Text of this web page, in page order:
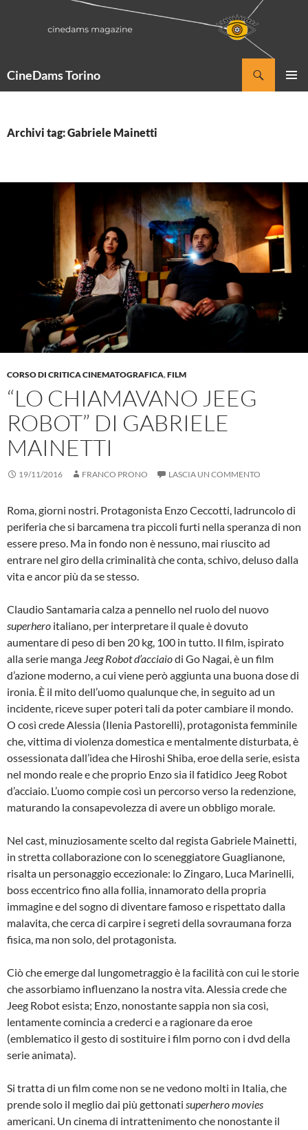
CineDams Torino
Archivi tag: Gabriele Mainetti
CORSO DI CRITICA CINEMATOGRAFICA,FILM
“LO CHIAMAVANO JEEG
ROBOT” DI GABRIELE
MAINETTI
19/11/2016 FRANCO PRONO LASCIA UN COMMENTO
Roma, giorni nostri. Protagonista Enzo Ceccotti, ladruncolo di
periferia che si barcamena tra piccoli furti nella speranza di non
essere preso. Ma in fondo non è nessuno, mai riuscito ad
entrare nel giro della criminalità che conta, schivo, deluso dalla
vita e ancor più da se stesso.
Claudio Santamaria calza a pennello nel ruolo del nuovo
superhero italiano, per interpretare il quale è dovuto
aumentare di peso di ben 20 kg, 100 in tutto. Il film, ispirato
alla serie manga JeegRobot d’acciaiodi Go Nagai, è un film
d’azione moderno, a cui viene però aggiunta una buona dose di
ironia. È il mito dell’uomo qualunque che, in seguito ad un
incidente, riceve super poteri tali da poter cambiare il mondo.
O così crede Alessia (Ilenia Pastorelli), protagonista femminile
che, vittima di violenza domestica e mentalmente disturbata, è
ossessionata dall’idea che Hiroshi Shiba, eroe della serie, esista
nel mondo reale e che proprio Enzo sia il fatidico Jeeg Robot
d’acciaio. L’uomo compie così un percorso verso la redenzione,
maturando la consapevolezza di avere un obbligo morale.
Nel cast, minuziosamente scelto dal regista Gabriele Mainetti,
in stretta collaborazione con lo sceneggiatore Guaglianone,
risalta un personaggio eccezionale: lo Zingaro, Luca Marinelli,
boss eccentrico fino alla follia, innamorato della propria
immagine e del sogno di diventare famoso e rispettato dalla
malavita, che cerca di carpire i segreti della sovraumana forza
fisica, ma non solo, del protagonista.
Ciò che emerge dal lungometraggio è la facilità con cui le storie
che assorbiamo influenzano la nostra vita. Alessia crede che
Jeeg Robot esista; Enzo, nonostante sappia non sia così,
lentamente comincia a crederci e a ragionare da eroe
(emblematico il gesto di sostituire i film porno con i dvd della
serie animata).
Si tratta di un film come non se ne vedono molti in Italia, che
prende solo il meglio dai più gettonati superhero movies
americani. Un cinema di intrattenimento che nonostante il